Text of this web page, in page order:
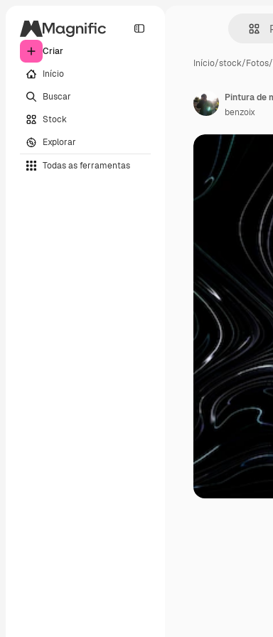
Criar
Início
Buscar
Stock
Explorar
Todas as ferramentas
Início/stock/Fotos/
benzoix